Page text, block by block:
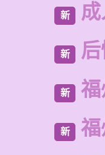
新
新
新
新